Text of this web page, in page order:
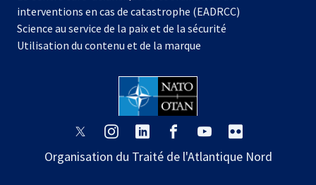
onglet
un
nouvel
onglet
interventions en cas de catastrophe (EADRCC)
Science au service de la paix et de la sécurité
Utilisation du contenu et de la marque
s’ouvre
un
s’ouvre
un
s’ouvre
un
s’ouvre
un
s’ouvre
un
un
Organisation du Traité de l'Atlantique Nord